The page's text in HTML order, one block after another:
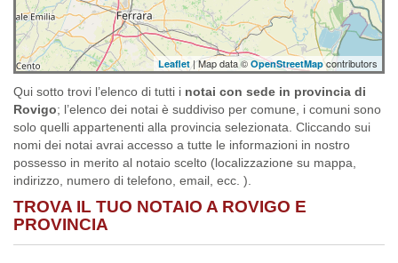
Leaflet| Map data ©OpenStreetMapcontributors
Qui sotto trovi l’elenco di tutti i notai con sede in provincia di
Rovigo; l’elenco dei notai è suddiviso per comune, i comuni sono
solo quelli appartenenti alla provincia selezionata. Cliccando sui
nomi dei notai avrai accesso a tutte le informazioni in nostro
possesso in merito al notaio scelto (localizzazione su mappa,
indirizzo, numero di telefono, email, ecc. ).
TROVA IL TUO NOTAIO A ROVIGO E
PROVINCIA